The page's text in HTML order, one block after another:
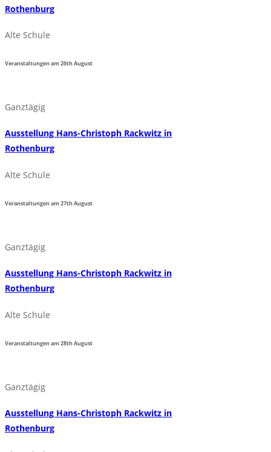
Rothenburg
Alte Schule
Veranstaltungen am26thAugust
Ganztägig
Ausstellung Hans-Christoph Rackwitz in
Rothenburg
Alte Schule
Veranstaltungen am27thAugust
Ganztägig
Ausstellung Hans-Christoph Rackwitz in
Rothenburg
Alte Schule
Veranstaltungen am28thAugust
Ganztägig
Ausstellung Hans-Christoph Rackwitz in
Rothenburg